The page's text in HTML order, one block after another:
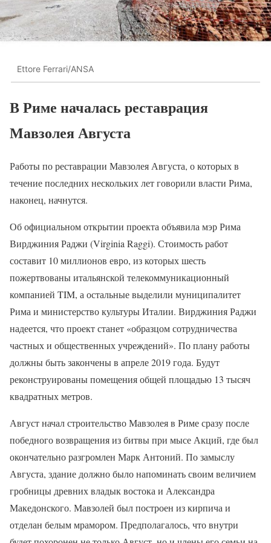
Ettore Ferrari/ANSA
В Риме началась реставрация
Мавзолея Августа
Работы по реставрации Мавзолея Августа, о которых в
течение последних нескольких лет говорили власти Рима,
наконец, начнутся.
Об официальном открытии проекта объявила мэр Рима
Вирджиния Раджи (Virginia Raggi). Стоимость работ
составит 10 миллионов евро, из которых шесть
пожертвованы итальянской телекоммуникационный
компанией TIM, а остальные выделили муниципалитет
Рима и министерство культуры Италии. Вирджиния Раджи
надеется, что проект станет «образцом сотрудничества
частных и общественных учреждений». По плану работы
должны быть закончены в апреле 2019 года. Будут
реконструированы помещения общей площадью 13 тысяч
квадратных метров.
Август начал строительство Мавзолея в Риме сразу после
победного возвращения из битвы при мысе Акций, где был
окончательно разгромлен Марк Антоний. По замыслу
Августа, здание должно было напоминать своим величием
гробницы древних владык востока и Александра
Македонского. Мавзолей был построен из кирпича и
отделан белым мрамором. Предполагалось, что внутри